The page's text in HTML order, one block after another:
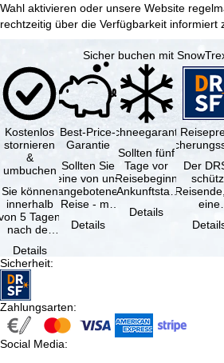
Wahl aktivieren oder unsere Website
rechtzeitig über die Verfügbarkeit informiert
Sicher buchen mit
Kostenlos
stornieren
&
umbuchen
Sie können
innerhalb
5 Tagen
nach der
kostenfrei
…
Details
Best-Price-
Garantie
Sollten Sie
eine von uns
angebotene
Reise - mit
Verfügbarkeit
Details
Schneegarantie
Sollten fünf
Tage vor
Reisebeginn
(Ankunftstag)
Schneemangel
Details
Der
eine
oder
Sicherheit:
Zahlungsarten:
Social Media: